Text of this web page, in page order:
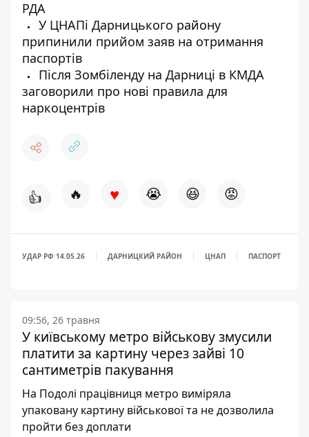
РДА
У ЦНАПі Дарницького району
припинили прийом заяв на отримання
паспортів
Після Зомбіленду на Дарниці в КМДА
заговорили про нові правила для
наркоцентрів
👍 🔥 ♥ 😭 😆 😡
УДАР РФ 14.05.26 ДАРНИЦКИЙ РАЙОН ЦНАП ПАСПОРТ
09:56, 26 травня
У київському метро військову змусили
платити за картину через зайві 10
сантиметрів пакування
На Подолі працівниця метро виміряла
упаковану картину військової та не дозволила
пройти без доплати